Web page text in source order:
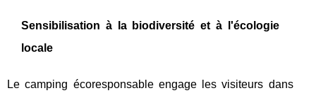
Sensibilisation à la biodiversité et à l'écologie
locale
Le camping écoresponsable engage les visiteurs dans